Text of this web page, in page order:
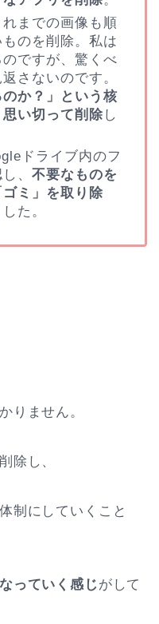
れまでの画像も順
のを削除。私は
ですが、驚くべ
さないのです。
のか？」という核
い切って削除 し
ドライブ内のフ
、 不要なものを
ミ」を取り除
た。
りません。
除し、
制にしていくこと
っていく感じ がして